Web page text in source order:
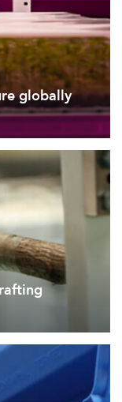
globally